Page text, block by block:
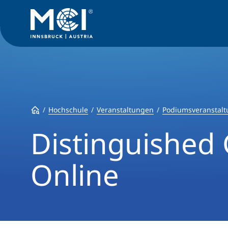
Hochschule Veranstaltungen
Distinguished
Online